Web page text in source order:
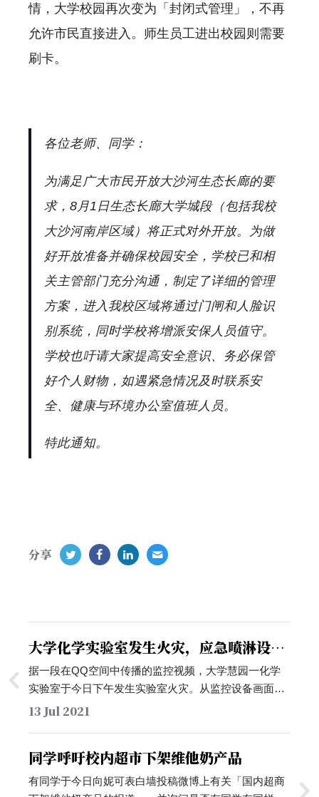
情，大学校园再次变为「封闭式管理」，不再
允许市民直接进入。师生员工进出校园则需要
刷卡。
各位老师、同学：
为满足广大市民开放大沙河生态长廊的要
求，8月1日生态长廊大学城段（包括我校
大沙河南岸区域）将正式对外开放。为做
好开放准备并确保校园安全，学校已和相
关主管部门充分沟通，制定了详细的管理
方案，进入我校区域将通过门闸和人脸识
别系统，同时学校将增派安保人员值守。
学校也吁请大家提高安全意识、务必保管
好个人财物，如遇紧急情况及时联系安
全、健康与环境办公室值班人员。
特此通知。
分享
大学化学实验室发生火灾，应急喷淋设施
竟无法使用
据一段在QQ空间中传播的监控视频，大学慧园一化学
实验室于今日下午发生实验室火灾。从监控设备画面看
出，约15:17:08时，一位同学从实验室内夺路而出，身
（15:17:21），不过喷淋设施并未出水。随后实验室内
涌出大量烟雾，受伤的同学也向走廊另一侧走避，并消
13 Jul 2021
同学呼吁校内超市下架维他奶产品
有同学于今日向妮可表白墙投稿微博上有关「国内超商